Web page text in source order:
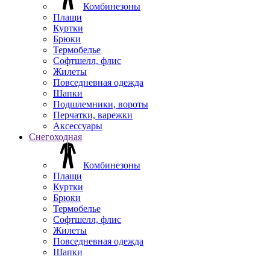
Комбинезоны
Плащи
Куртки
Брюки
Термобелье
Софтшелл, флис
Жилеты
Повседневная одежда
Шапки
Подшлемники, вороты
Перчатки, варежки
Аксессуары
Снегоходная
Комбинезоны
Плащи
Куртки
Брюки
Термобелье
Софтшелл, флис
Жилеты
Повседневная одежда
Шапки